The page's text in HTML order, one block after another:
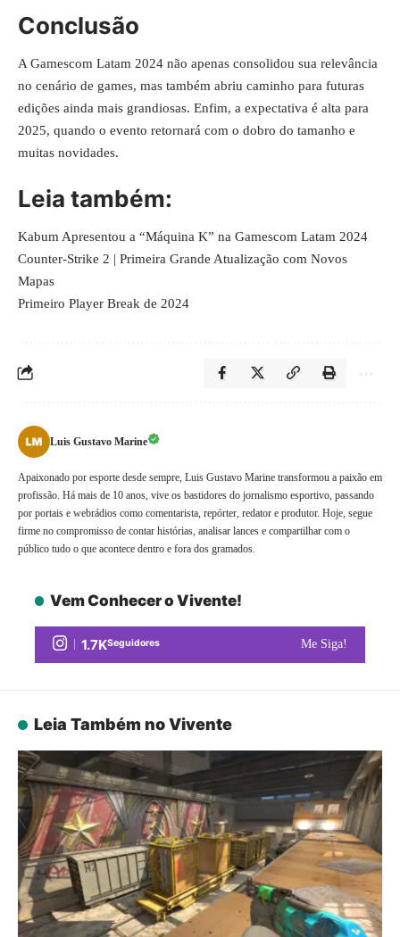
Conclusão
A Gamescom Latam 2024 não apenas consolidou sua relevância
no cenário de games, mas também abriu caminho para futuras
edições ainda mais grandiosas. Enfim, a expectativa é alta para
2025, quando o evento retornará com o dobro do tamanho e
muitas novidades.
Leia também:
Kabum Apresentou a “Máquina K” na Gamescom Latam 2024
Counter-Strike 2 | Primeira Grande Atualização com Novos
Mapas
Primeiro Player Break de 2024
Luis Gustavo Marine
Apaixonado por esporte desde sempre, Luis Gustavo Marine transformou a paixão em
profissão. Há mais de 10 anos, vive os bastidores do jornalismo esportivo, passando
por portais e webrádios como comentarista, repórter, redator e produtor. Hoje, segue
firme no compromisso de contar histórias, analisar lances e compartilhar com o
público tudo o que acontece dentro e fora dos gramados.
Vem Conhecer o Vivente!
1.7KSeguidores Me Siga!
Leia Também no Vivente